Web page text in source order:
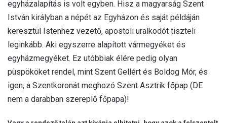
egyházalapítás is volt egyben. Hisz a magyarság Szent
István királyban a népét az Egyházon és saját példáján
keresztül Istenhez vezető, apostoli uralkodót tiszteli
leginkább. Aki egyszerre alapított vármegyéket és
egyházmegyéket. Ez utóbbiak élére pedig olyan
püspököket rendel, mint Szent Gellért és Boldog Mór, és
igen, a Szentkoronát meghozó Szent Asztrik főpap (DE
nem a darabban szereplő főpapa)!